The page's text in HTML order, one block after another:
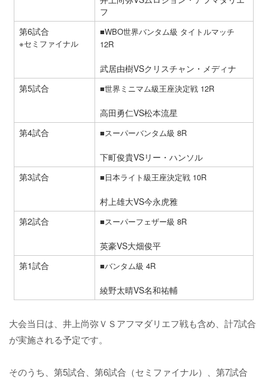
フ
第6試合
※セミファイナル
■WBO世界バンタム級 タイトルマッチ
12R
武居由樹VSクリスチャン・メディナ
第5試合
■世界ミニマム級王座決定戦 12R
高田勇仁VS松本流星
第4試合
■スーパーバンタム級 8R
下町俊貴VSリー・ハンソル
第3試合
■日本ライト級王座決定戦 10R
村上雄大VS今永虎雅
第2試合
■スーパーフェザー級 8R
英豪VS大畑俊平
第1試合
■バンタム級 4R
綾野太晴VS名和祐輔
大会当日は、井上尚弥ＶＳアフマダリエフ戦も含め、計7試合
が実施される予定です。
そのうち、第5試合、第6試合（セミファイナル）、第7試合